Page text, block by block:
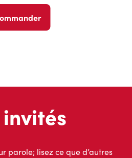
parole; lisez ce que d’autres